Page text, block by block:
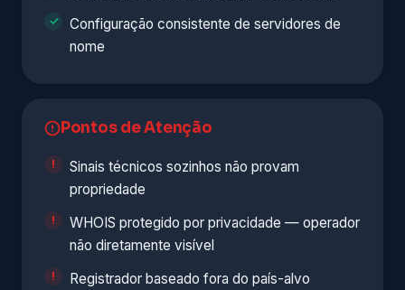
Configuração consistente de servidores de
nome
Pontos de Atenção
Sinais técnicos sozinhos não provam
propriedade
WHOIS protegido por privacidade — operador
não diretamente visível
Registrador baseado fora do país-alvo